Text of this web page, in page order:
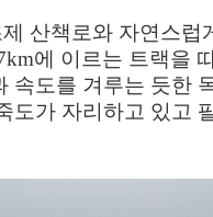
산책로와 자연스럽
에 이르는 트랙을
속도를 겨루는 듯한
가 자리하고 있고